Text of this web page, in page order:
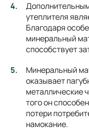
утеплителя
Благодаря
минеральный
способствует
Минеральный
оказывает
металлические
того он
потери
намокание.